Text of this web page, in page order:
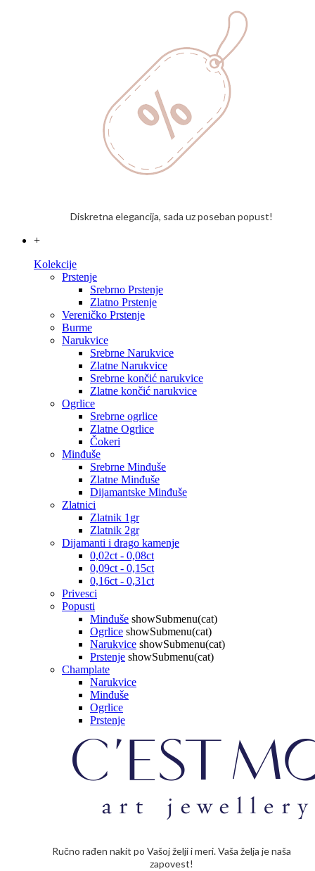
Diskretna elegancija, sada uz poseban popust!
+
Kolekcije
Prstenje
Srebrno Prstenje
Zlatno Prstenje
Vereničko Prstenje
Burme
Narukvice
Srebrne Narukvice
Zlatne Narukvice
Srebrne končić narukvice
Zlatne končić narukvice
Ogrlice
Srebrne ogrlice
Zlatne Ogrlice
Čokeri
Minđuše
Srebrne Minđuše
Zlatne Minđuše
Dijamantske Minđuše
Zlatnici
Zlatnik 1gr
Zlatnik 2gr
Dijamanti i drago kamenje
0,02ct - 0,08ct
0,09ct - 0,15ct
0,16ct - 0,31ct
Privesci
Popusti
Minđuše showSubmenu(cat)
Ogrlice showSubmenu(cat)
Narukvice showSubmenu(cat)
Prstenje showSubmenu(cat)
Champlate
Narukvice
Minđuše
Ogrlice
Prstenje
Ručno rađen nakit po Vašoj želji i meri. Vaša želja je naša
zapovest!